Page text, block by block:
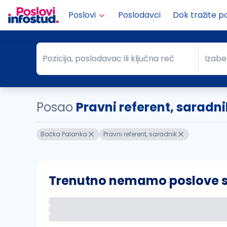
Poslovi Poslodavci Dok tražite
Pozicija, poslodavac ili ključna reč
Pozicija, poslodavac ili ključna reč Grad
Posao Pravni referent,
Bačka Palanka Pravni referent, saradnik
Trenutno nemamo poslove